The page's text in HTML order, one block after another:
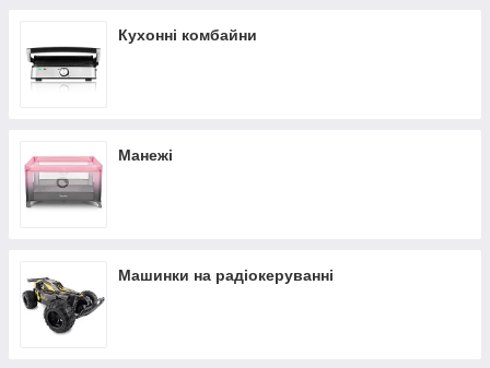
Кухонні комбайни
Манежі
Машинки на радіокеруванні